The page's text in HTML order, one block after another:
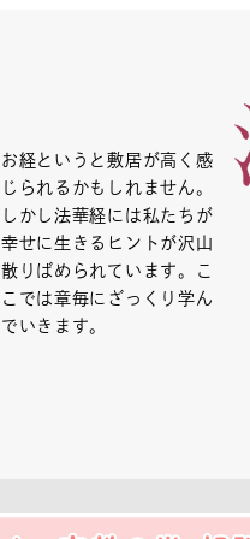
お経というと敷居が高く感
じられるかもしれません。
しかし法華経には私たちが
幸せに生きるヒントが沢山
散りばめられています。こ
こでは章毎にざっくり学ん
でいきます。